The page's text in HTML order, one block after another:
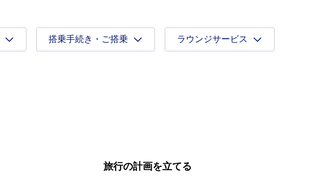
搭乗手続き・ご搭乗 ラウンジサービス
旅行の計画を立てる